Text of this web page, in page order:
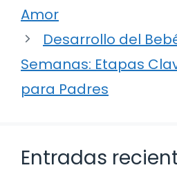
Amor
Desarrollo del
Semanas: Etapas
para Padres
Entradas